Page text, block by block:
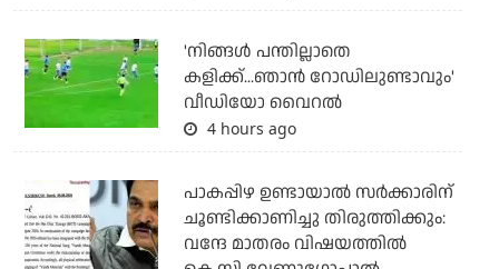
'നിങ്ങള്‍ പന്തില്ലാതെ
കളിക്ക്...ഞാന്‍ റോഡിലുണ്ടാവും'
വീഡിയോ വൈറല്‍
4 hours ago
പാകപ്പിഴ ഉണ്ടായാല്‍ സര്‍ക്കാരിന്
ചൂണ്ടിക്കാണിച്ചു തിരുത്തിക്കും:
വന്ദേ മാതരം വിഷയത്തില്‍